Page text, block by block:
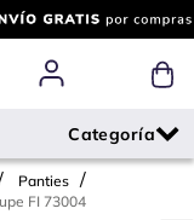
Panties
FI 73004